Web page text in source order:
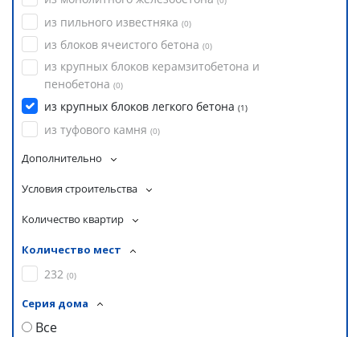
из пильного известняка (0)
из блоков ячеистого бетона (0)
из крупных блоков керамзитобетона и
пенобетона (0)
из крупных блоков легкого бетона (1)
из туфового камня (0)
Дополнительно
Условия строительства
Количество квартир
Количество мест
232 (0)
Серия дома
Все